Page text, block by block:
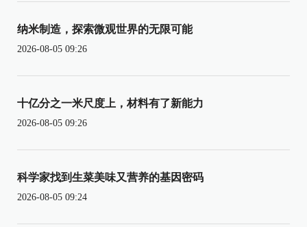
纳米制造，探索微观世界的无限可能
2026-08-05 09:26
十亿分之一米尺度上，材料有了新能力
2026-08-05 09:26
科学家找到生菜美味又营养的基因密码
2026-08-05 09:24